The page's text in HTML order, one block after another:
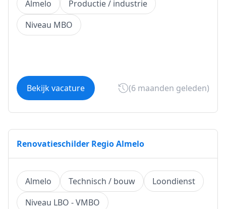
Almelo
Productie / industrie
Niveau MBO
Bekijk vacature (6 maanden geleden)
Renovatieschilder Regio Almelo
Almelo Technisch / bouw
Loondienst
Niveau LBO - VMBO